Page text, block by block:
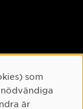
som
är